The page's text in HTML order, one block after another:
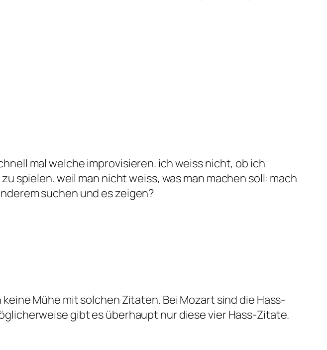
mal welche improvisieren. ich weiss nicht, ob ich
spielen. weil man nicht weiss, was man machen soll: mach
suchen und es zeigen?
Mühe mit solchen Zitaten. Bei Mozart sind die Hass-
gibt es überhaupt nur diese vier Hass-Zitate.